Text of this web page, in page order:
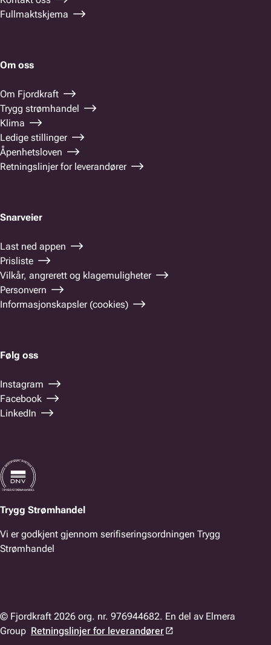
Fullmaktskjema
Om oss
Om Fjordkraft
Trygg strømhandel
Klima
Ledige stillinger
Åpenhetsloven
Retningslinjer for leverandører
Snarveier
Last ned appen
Prisliste
Vilkår, angrerett og klagemuligheter
Personvern
Informasjonskapsler (cookies)
Følg oss
Instagram
Facebook
LinkedIn
Trygg Strømhandel
Vi er godkjent gjennom serifiseringsordningen Trygg
Strømhandel
© Fjordkraft 2026 org. nr. 976944682. En del av Elmera
Group Retningslinjer for leverandører